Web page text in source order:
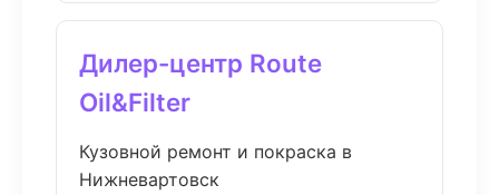
Дилер-центр Route
Oil&Filter
Кузовной ремонт и покраска в
Нижневартовск